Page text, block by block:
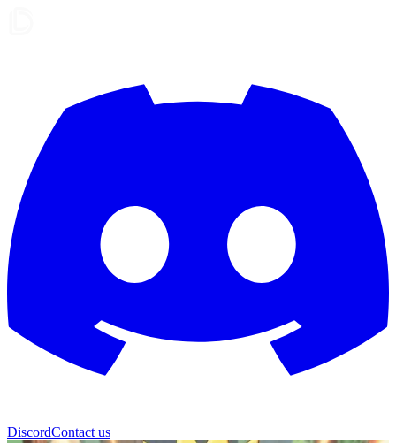
DiscordContact us